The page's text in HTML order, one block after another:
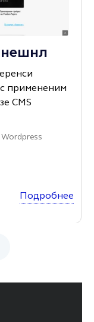
примененим
CMS
Подробнее